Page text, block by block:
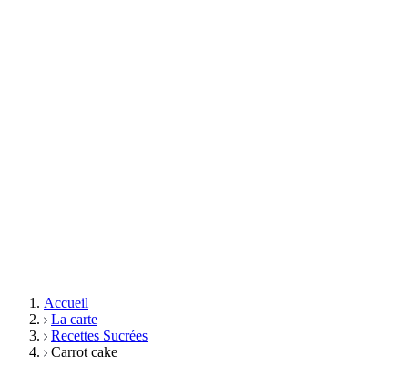
Accueil
La carte
Recettes Sucrées
Carrot cake